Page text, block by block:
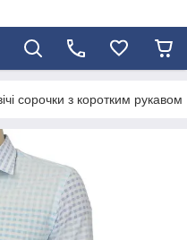
сорочки з коротким рукавом